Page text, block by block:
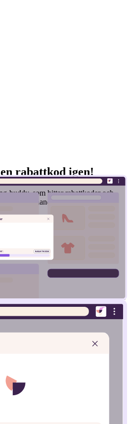
rabattkod igen!
buddy, som hittar rabattkoder och
när du handlar online.